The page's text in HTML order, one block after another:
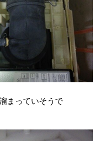
まっていそうで